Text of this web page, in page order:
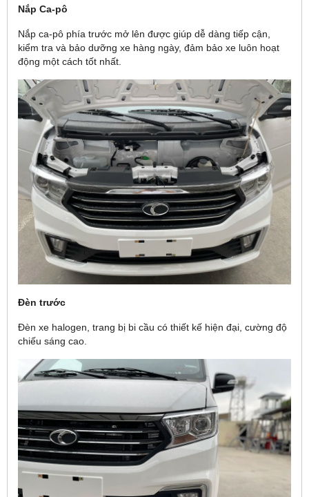
Nắp Ca-pô
Nắp ca-pô phía trước mở lên được giúp dễ dàng tiếp cận,
kiểm tra và bảo dưỡng xe hàng ngày, đảm bảo xe luôn hoạt
động một cách tốt nhất.
Đèn trước
Đèn xe halogen, trang bị bi cầu có thiết kế hiện đại, cường độ
chiếu sáng cao.